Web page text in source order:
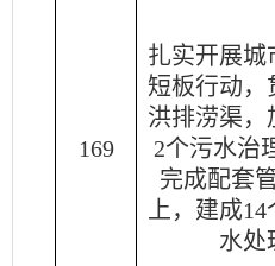
169
扎实开展城
短板行动，
洪排涝渠，
2个污水治
完成配套
上，建成
水处